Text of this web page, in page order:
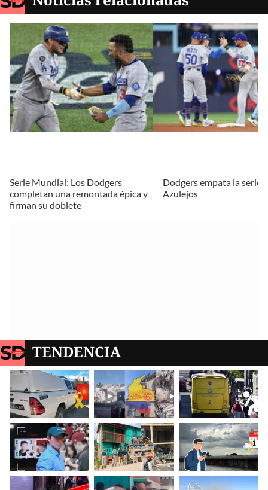
Serie Mundial: Los Dodgers
completan una remontada épica y
firman su doblete
Dodgers empata la serie
Azulejos
TENDENCIA